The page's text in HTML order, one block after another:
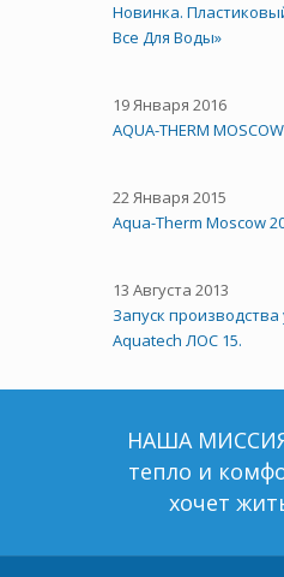
Новинка.
Все Для Воды»
19 Января 2016
AQUA-THERM
22 Января 2015
Aqua-Therm Moscow
13 Августа 2013
Запуск производства
Aquatech ЛОС 15.
НАША
тепло и
хочет